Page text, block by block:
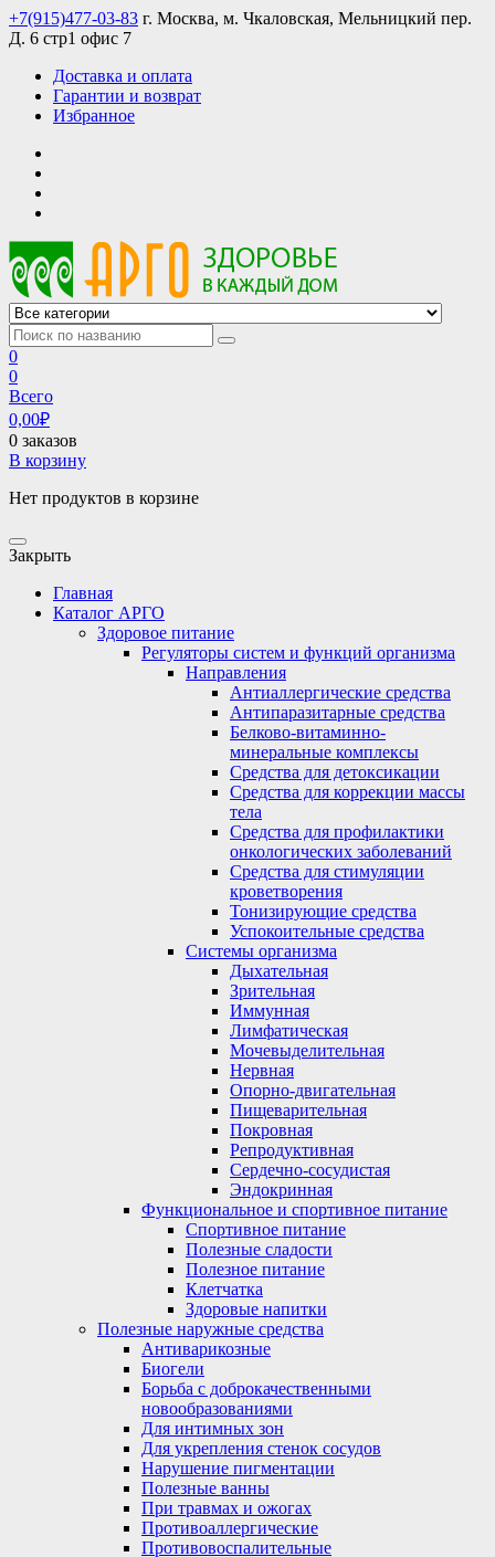
Skip
to
+7(915)477-03-83 г. Москва, м. Чкаловская, Мельницкий пер.
Д. 6 стр1 офис 7
Доставка и оплата
Гарантии и возврат
Избранное
АРГО интернет магазин, доставка в Москве и по всей России
АРГО каталог каталог продукции, официальные цены
0
0
Всего
0,00₽
0 заказов
В корзину
Нет продуктов в корзине
Закрыть
Главная
Каталог АРГО
Здоровое питание
Регуляторы систем и функций организма
Направления
Антиаллергические средства
Антипаразитарные средства
Белково-витаминно-
минеральные комплексы
Средства для детоксикации
Средства для коррекции массы
тела
Средства для профилактики
онкологических заболеваний
Средства для стимуляции
кроветворения
Тонизирующие средства
Успокоительные средства
Системы организма
Дыхательная
Зрительная
Иммунная
Лимфатическая
Мочевыделительная
Нервная
Опорно-двигательная
Пищеварительная
Покровная
Репродуктивная
Сердечно-сосудистая
Эндокринная
Функциональное и спортивное питание
Спортивное питание
Полезные сладости
Полезное питание
Клетчатка
Здоровые напитки
Полезные наружные средства
Антиварикозные
Биогели
Борьба с доброкачественными
новообразованиями
Для интимных зон
Для укрепления стенок сосудов
Нарушение пигментации
Полезные ванны
При травмах и ожогах
Противоаллергические
Противовоспалительные